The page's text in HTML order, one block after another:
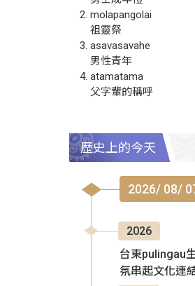
molapangolai
祖靈祭
asavasavahe
男性青年
atamatama
父字輩的稱呼
歷史上的今天
2026/ 08/
2026
台東pulingau
氛串起文化連